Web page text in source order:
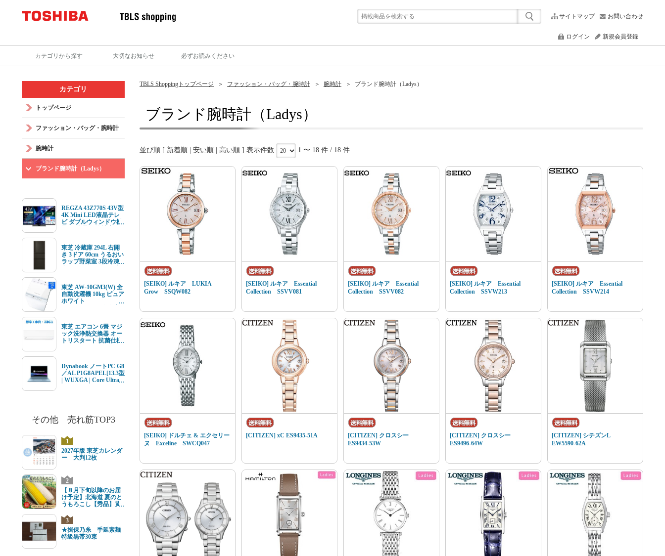
サイトマップ お問い合わせ
ログイン 新規会員登録
カテゴリから探す 大切なお知らせ 必ずお読みください
TBLS Shoppingトップページ ファッション・バッグ・腕時計 腕時計 ブランド腕時計（Ladys）
ブランド腕時計（Ladys）
並び順 [ 新着順 安い順 高い順 ] 表示件数 1 〜 18 件 / 18 件
[SEIKO] ルキア LUKIA
Grow SSQW082
[SEIKO] ルキア Essential
Collection SSVV081
[SEIKO] ルキア Essential
Collection SSVV082
[SEIKO] ルキア Essential
Collection SSVW213
[SEIKO] ルキア Essential
Collection SSVW214
[SEIKO] ドルチェ & エクセリー
ヌ Exceline SWCQ047
[CITIZEN] xC ES9435-51A
[CITIZEN] クロスシー
ES9434-53W
[CITIZEN] クロスシー
ES9496-64W
[CITIZEN] シチズンL
EW5590-62A
カテゴリ
トップページ
ファッション・バッグ・腕時計
腕時計
ブランド腕時計（Ladys）
REGZA 43Z770S 43V型
4K Mini LED液晶テレ
ビ ダブルウィンドウ機
ルチューナー内蔵
東芝 冷蔵庫 294L 右開
き 3ドア 60cm うるおい
ラップ野菜室 3段冷凍
東芝 AW-10GM3(W) 全
自動洗濯機 10kg ピュア
ホワイト
東芝 エアコン 6畳 マジ
ック洗浄熱交換器 オー
トリスタート 抗菌仕様
ル 標準工事費込 単相
100V 15Aタイプ
Dynabook ノートPC G8
／AL P1G8APEL[13.3型
| WUXGA | Core Ultra 7
その他 売れ筋TOP3
1
2027年版 東芝カレンダ
ー 大判12枚
2
【８月下旬以降のお届
け予定】北海道 夏のと
うもろこし【秀品】黄
ズ3
★揖保乃糸 手延素麺
特級黒帯30束